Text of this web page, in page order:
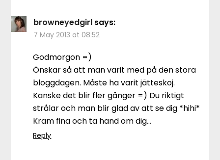
browneyedgirl says:
7 May 2013 at 08:52
Godmorgon =)
Önskar så att man varit med på den stora
bloggdagen. Måste ha varit jätteskoj.
Kanske det blir fler gånger =) Du riktigt
strålar och man blir glad av att se dig *hihi*
Kram fina och ta hand om dig…
Reply